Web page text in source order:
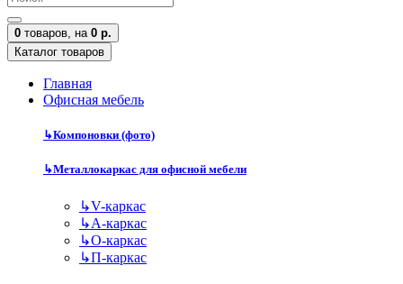
0 товаров, на 0 р.
Каталог товаров
Главная
Офисная мебель
↳Компоновки (фото)
↳Металлокаркас для офисной мебели
↳V-каркас
↳А-каркас
↳О-каркас
↳П-каркас